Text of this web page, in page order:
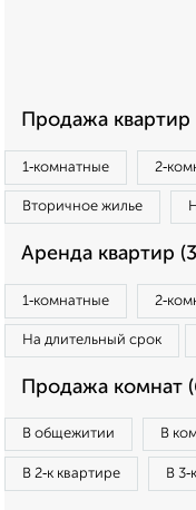
Продажа квартир
1‑комнатные
Вторичное жилье
Аренда квартир
1‑комнатные
На длительный срок
Продажа комнат
В общежитии В
В 2‑к квартире В